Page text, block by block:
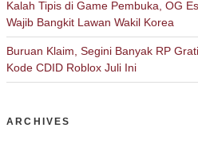
Kalah Tipis di Game Pembuka, OG
Wajib Bangkit Lawan Wakil Korea
Buruan Klaim, Segini Banyak RP
Kode CDID Roblox Juli Ini
ARCHIVES